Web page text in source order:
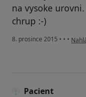
na vysoke
chrup :-)
8. prosince 2015 • • •
Pacient